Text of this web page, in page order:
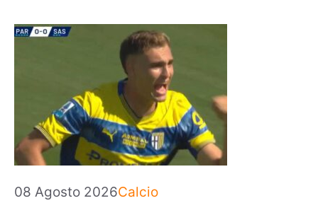
08 Agosto 2026Categorie
Calcio